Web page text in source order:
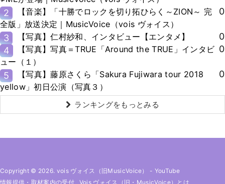
2
【音楽】「十勝でロックを切り拓ひらく～ZION～ 完
全版」放送決定｜MusicVoice（vois ヴォイス）
0
3 【写真】仁村紗和、インタビュー【エンタメ】
0
4
【写真】写真＝TRUE「Around the TRUE」インタビ
ュー（１）
0
5
【写真】藤原さくら「Sakura Fujiwara tour 2018
yellow」初日公演（写真３）
0
ランキングをもっとみる
Copyright © 2026. vois ヴォイス（旧MusicVoice） - YouTube
情報提供・取材案内の受付
Vois ヴォイス（旧・MusicVoice）とは